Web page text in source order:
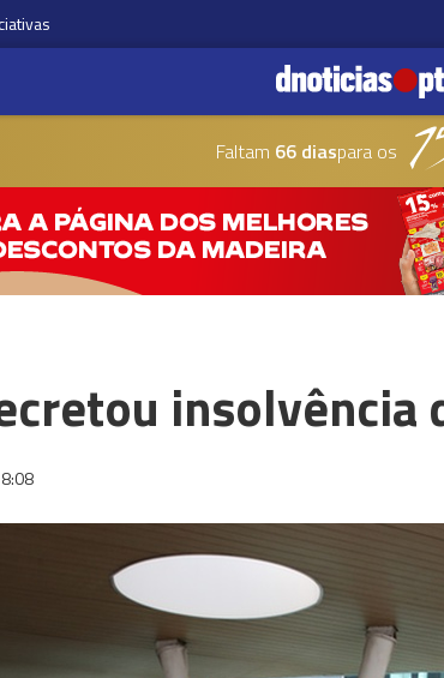
Faltam 66 diaspara os
insolvência